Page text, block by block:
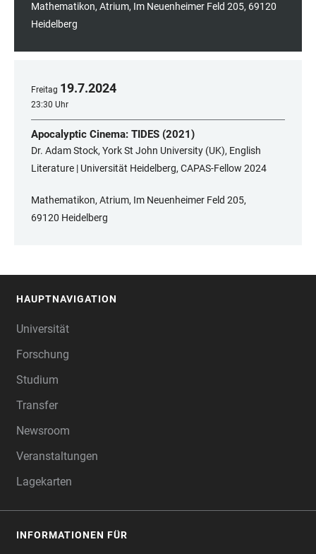
Mathematikon, Atrium, Im Neuenheimer Feld 205, 69120
Heidelberg
Freitag 19.7.2024
23:30 Uhr
Apocalyptic Cinema: TIDES (2021)
Dr. Adam Stock, York St John University (UK), English
Literature | Universität Heidelberg, CAPAS-Fellow 2024
Mathematikon, Atrium, Im Neuenheimer Feld 205,
69120 Heidelberg
HAUPTNAVIGATION
Universität
Forschung
Studium
Transfer
Newsroom
Veranstaltungen
Lagekarten
INFORMATIONEN FÜR